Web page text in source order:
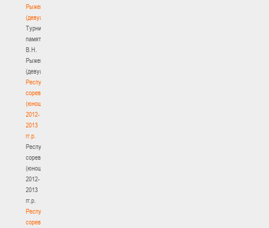
Рыженкова
(девушки)
Турнир
памяти
В.Н.
Рыженкова
(девушки)
Республиканские
соревнования
(юноши)
2012-
2013
гг.р.
Республиканские
соревнования
(юноши)
2012-
2013
гг.р.
Республиканские
соревнования